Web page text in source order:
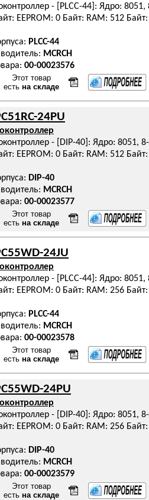
- [PLCC-44]: Ядро: 8051,
EEPROM: 0 Байт: RAM: 512
PLCC-44
MCRCH
00-00023576
Этот товар
есть на складе
24PU
- [DIP-40]: Ядро: 8051,
EEPROM: 0 Байт: RAM: 512
DIP-40
MCRCH
00-00023577
Этот товар
есть на складе
24JU
- [PLCC-44]: Ядро: 8051,
EEPROM: 0 Байт: RAM: 256
PLCC-44
MCRCH
00-00023578
Этот товар
есть на складе
24PU
- [DIP-40]: Ядро: 8051,
EEPROM: 0 Байт: RAM: 256
DIP-40
MCRCH
00-00023579
Этот товар
есть на складе